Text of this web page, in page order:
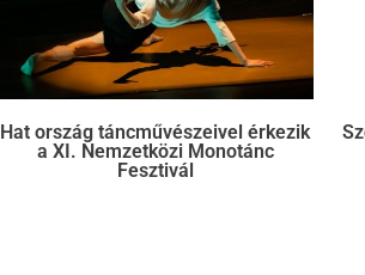
Hat ország táncművészeivel érkezik
a XI. Nemzetközi Monotánc
Fesztivál